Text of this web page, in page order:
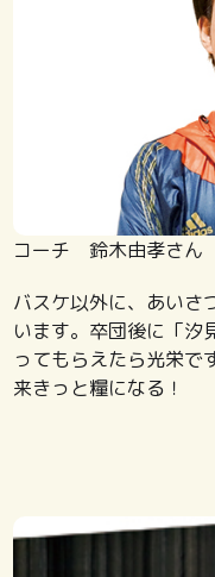
コーチ 鈴木由孝さん
バスケ以外に、あいさ
います。卒団後に「汐
ってもらえたら光栄で
来きっと糧になる！